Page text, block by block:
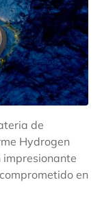
de
Hydrogen
impresionante
en